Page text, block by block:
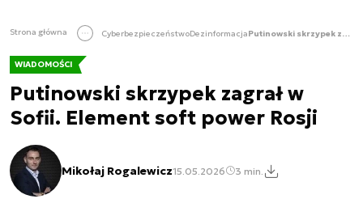
Strona główna CyberbezpieczeństwoDezinformacja Putinowski skrzypek zagrał w Sofii. Element soft power Rosji
WIADOMOŚCI
Putinowski skrzypek zagrał w
Sofii. Element soft power Rosji
Mikołaj Rogalewicz15.05.2026 3 min.